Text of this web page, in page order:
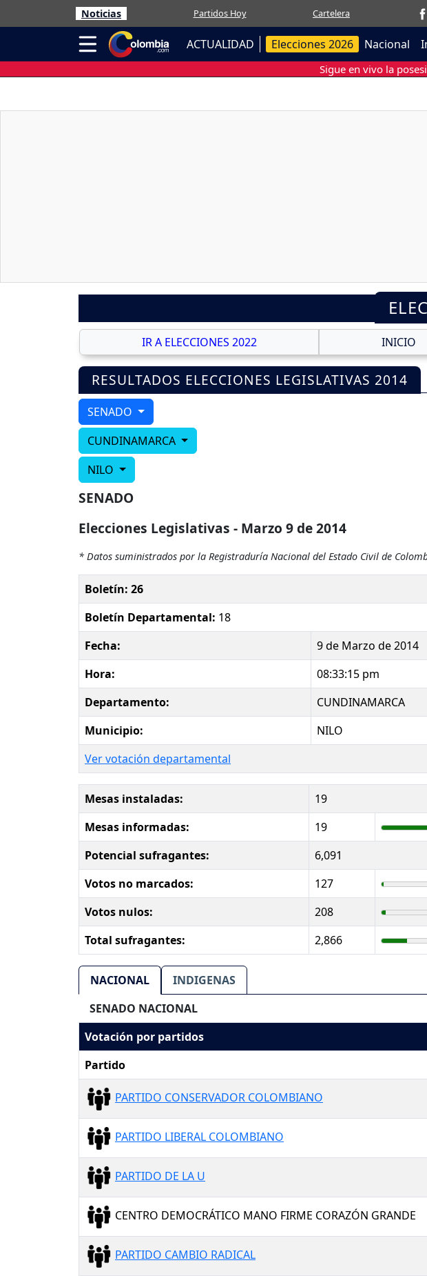
Noticias Partidos Hoy Cartelera
ACTUALIDAD Elecciones 2026 Nacional
Sigue en vivo la
IR A ELECCIONES 2022 INICIO
RESULTADOS ELECCIONES LEGISLATIVAS 2014
SENADO
CUNDINAMARCA
NILO
SENADO
Elecciones Legislativas - Marzo 9 de 2014
* Datos suministrados por la Registraduría Nacional del Estado Civil de
Boletín: 26
Boletín Departamental: 18
Fecha:
9 de Marzo de 2014
Hora:
08:33:15 pm
Departamento:
CUNDINAMARCA
Municipio:
NILO
Ver votación departamental
Mesas instaladas:
19
Mesas informadas:
19
Potencial sufragantes:
6,091
Votos no marcados:
127
Votos nulos:
208
Total sufragantes:
2,866
NACIONAL
INDIGENAS
SENADO NACIONAL
Votación por partidos
Partido
PARTIDO CONSERVADOR COLOMBIANO
PARTIDO LIBERAL COLOMBIANO
PARTIDO DE LA U
CENTRO DEMOCRÁTICO MANO FIRME CORAZÓN GRANDE
PARTIDO CAMBIO RADICAL